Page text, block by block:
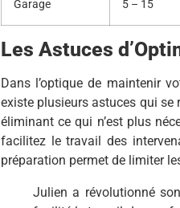
Garage 5 – 15
Les Astuces
Dans l’optique de maintenir
existe plusieurs astuces qui se
éliminant ce qui n’est plus
facilitez le travail des
préparation permet de limiter
Julien a révolutionné